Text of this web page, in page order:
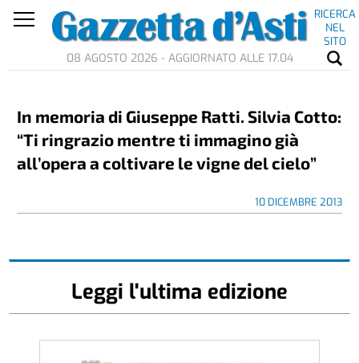
RICERCA
NEL
SITO
08 AGOSTO 2026 - AGGIORNATO ALLE 17.04
In memoria di Giuseppe Ratti. Silvia Cotto:
“Ti ringrazio mentre ti immagino già
all’opera a coltivare le vigne del cielo”
10 DICEMBRE 2013
Leggi l'ultima edizione